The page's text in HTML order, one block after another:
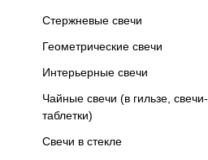
Стержневые свечи
Геометрические свечи
Интерьерные свечи
Чайные свечи (в гильзе, свечи-
таблетки)
Свечи в стекле